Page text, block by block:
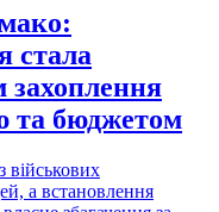
стала
захоплення
та бюджетом
військових
а встановлення